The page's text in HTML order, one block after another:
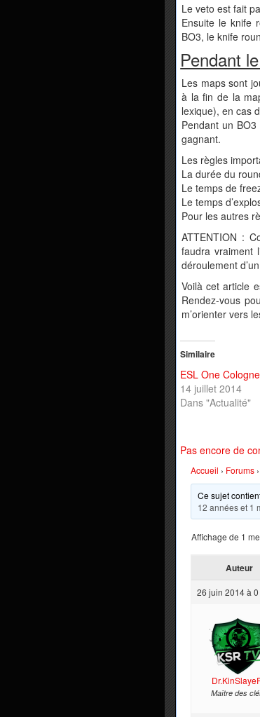
Le veto est fait
Ensuite le knife
BO3, le knife
Pendant
Les maps sont
à la fin de la
lexique), en cas
Pendant un
gagnant.
Les règles
La durée du
Le temps de
Le temps
Pour les autres
ATTENTION :
faudra vraiment
déroulement
Voilà cet article
Rendez-vous
m’orienter vers
Similaire
ESL One
14 juillet 2014
Dans "Actualité"
Pas encore de
Accueil › Forums ›
Ce sujet
12 années et 1
Affichage de 1
Auteur
26 juin 2014 à
Maître des